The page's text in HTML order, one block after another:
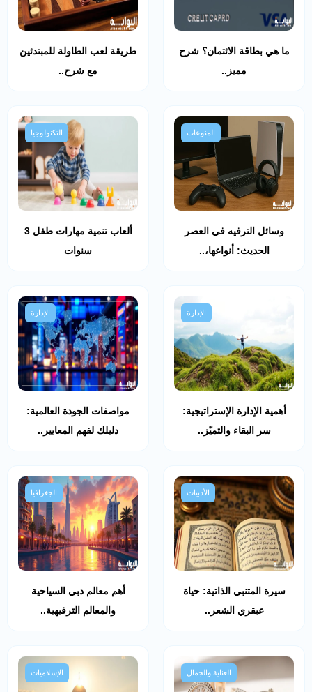
ما هي بطاقة الائتمان؟ شرح
مميز..
طريقة لعب الطاولة للمبتدئين
مع شرح..
المنوعات
وسائل الترفيه في العصر
الحديث: أنواعها،..
التكنولوجيا
ألعاب تنمية مهارات طفل 3
سنوات
الإدارة
أهمية الإدارة الإستراتيجية:
سر البقاء والتميّز..
الإدارة
مواصفات الجودة العالمية:
دليلك لفهم المعايير..
الأدبيات
سيرة المتنبي الذاتية: حياة
عبقري الشعر..
الجغرافيا
أهم معالم دبي السياحية
والمعالم الترفيهية..
العناية والجمال الإسلاميات